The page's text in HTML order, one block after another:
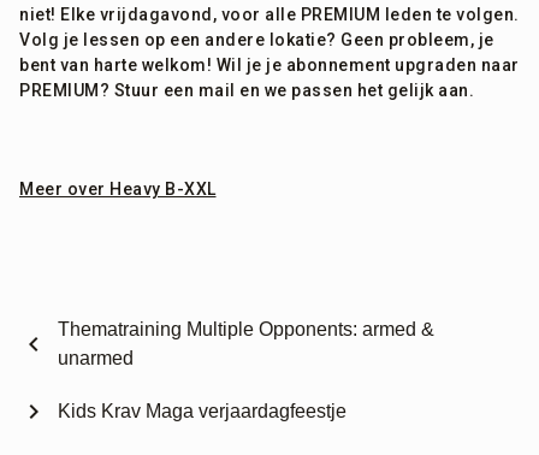
niet! Elke vrijdagavond, voor alle PREMIUM leden te volgen.
Volg je lessen op een andere lokatie? Geen probleem, je
bent van harte welkom! Wil je je abonnement upgraden naar
PREMIUM? Stuur een mail en we passen het gelijk aan.
Meer over Heavy B-XXL
chevron_left
Thematraining Multiple Opponents: armed &
unarmed
Kids Krav Maga verjaardagfeestje
chevron_right